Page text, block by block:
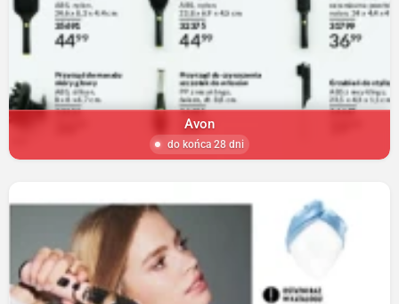
Avon
do końca 28 dni